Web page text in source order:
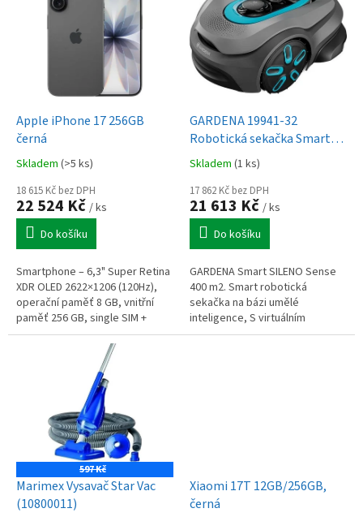
e
c
h
n
k
o
u
Apple iPhone 17 256GB
černá
Skladem (>5 ks)
18 615 Kč bez DPH
22 524 Kč / ks
Do košíku
Smartphone – 6,3" Super Retina
XDR OLED 2622×1206 (120Hz),
operační paměť 8 GB, vnitřní
paměť 256 GB, single SIM +
eSIM, procesor Apple A19,
fotoaparát: 48Mpx hlavní +
GARDENA 19941-32
Robotická sekačka Smart
SILENO Sense 400 m2
Skladem (1 ks)
17 862 Kč bez DPH
21 613 Kč / ks
Do košíku
GARDENA Smart SILENO Sense
400 m2. Smart robotická
sekačka na bázi umělé
inteligence, S virtuálním
vodičem.
597 Kč
Marimex Vysavač Star Vac
(10800011)
Xiaomi 17T 12GB/256GB,
černá